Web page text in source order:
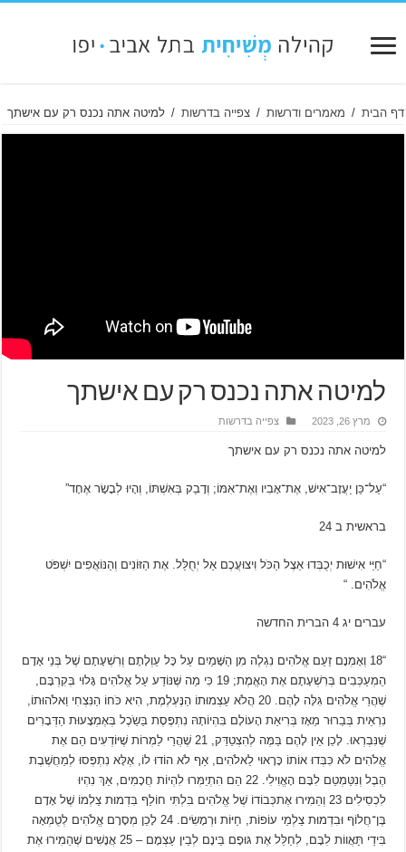
דף הבית / מאמרים ודרשות / צפייה בדרשות / למיטה אתה נכנס רק עם אישתך
למיטה אתה נכנס רק עם אישתך
מרץ 26, 2023 צפייה בדרשות
למיטה אתה נכנס רק עם אישתך
“עַל־כֵּן יַעֲזָב־אִישׁ, אֶת־אָבִיו וְאֶת־אִמּוֹ; וְדָבַק בְּאִשְׁתּוֹ, וְהָיוּ לְבָשָׂר אֶחָד”
בראשית ב 24
“חַיֵּי אִישׁוּת יְכֻבְּדוּ אֵצֶל הַכֹּל וִיצוּעֲכֶם אַל יְחֻלַּל. אֶת הַזּוֹנִים וְהַנּוֹאֲפִים יִשְׁפֹּט
אֱלֹהִים. “
עברים יג 4 הברית החדשה
“18 וְאָמְנָם זַעַם אֱלֹהִים נִגְלֶה מִן הַשָּׁמַיִם עַל כָּל עַוְלָתָם וְרִשְׁעָתָם שֶׁל בְּנֵי אָדָם
הַמְעַכְּבִים בְּרִשְׁעָתָם אֶת הָאֱמֶת; 19 כִּי מַה שֶּׁנּוֹדַע עַל אֱלֹהִים גָּלוּי בְּקִרְבָּם,
שֶׁהֲרֵי אֱלֹהִים גִּלָּה לָהֶם. 20 הֲלֹא עַצְמוּתוֹ הַנֶּעְלֶמֶת, הִיא כֹּחוֹ הַנִּצְחִי וֵאלֹהוּתוֹ,
נִרְאֵית בְּבֵרוּר מֵאָז בְּרִיאַת הָעוֹלָם בִּהְיוֹתָהּ נִתְפֶּסֶת בַּשֵֹכֶל בְּאֶמְצָעוּת הַדְּבָרִים
שֶׁנִּבְרְאוּ. לָכֵן אֵין לָהֶם בַּמֶּה לְהִצְטַדֵּק, 21 שֶׁהֲרֵי לַמְרוֹת שֶׁיּוֹדְעִים הֵם אֶת
אֱלֹהִים לֹא כִּבְּדוּ אוֹתוֹ כָּרָאוּי לֵאלֹהִים, אַף לֹא הוֹדוּ לוֹ, אֶלָּא נִתְפְּסוּ לְמַחֲשֶׁבֶת
הֶבֶל וְנִטַּמְטֵם לִבָּם הָאֱוִילִי. 22 הֵם הִתְיַמְּרוּ לִהְיוֹת חֲכָמִים, אַךְ נִהְיוּ
לִכְסִילִים 23 וְהֵמִירוּ אֶתכְּבוֹדוֹ שֶׁל אֱלֹהִים בִּלְתִּי חוֹלֵף בִּדְמוּת צַלְמוֹ שֶׁל אָדָם
בֶּן־חֲלוֹף וּבִדְמוּת צַלְמֵי עוֹפוֹת, חַיּוֹת וּרְמָשִׂים. 24 לָכֵן מְסָרָם אֱלֹהִים לְטֻמְאָה
בִּידֵי תַּאֲווֹת לִבָּם, לְחַלֵּל אֶת גּוּפָם בֵּינָם לְבֵין עַצְמָם – 25 אֲנָשִׁים שֶׁהֵמִירוּ אֶת